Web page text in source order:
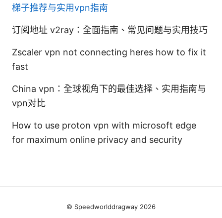
梯子推荐与实用vpn指南
订阅地址 v2ray：全面指南、常见问题与实用技巧
Zscaler vpn not connecting heres how to fix it
fast
China vpn：全球视角下的最佳选择、实用指南与
vpn对比
How to use proton vpn with microsoft edge
for maximum online privacy and security
© Speedworlddragway 2026